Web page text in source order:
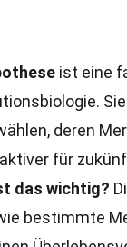
ist eine
deren
für
das wichtig?
bestimmte